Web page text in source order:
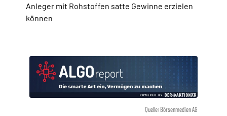
Anleger mit Rohstoffen satte Gewinne erzielen
können
Quelle: Börsenmedien AG